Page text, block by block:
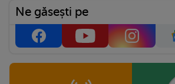
Ne găsești pe